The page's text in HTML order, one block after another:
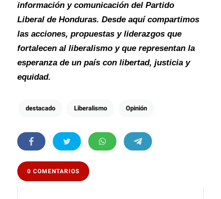
información y comunicación del Partido
Liberal de Honduras. Desde aquí compartimos
las acciones, propuestas y liderazgos que
fortalecen al liberalismo y que representan la
esperanza de un país con libertad, justicia y
equidad.
destacado Liberalismo Opinión
0 COMENTARIOS